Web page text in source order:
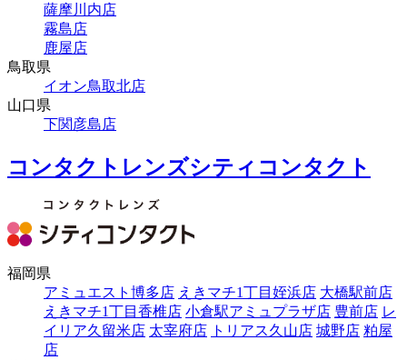
薩摩川内店
霧島店
鹿屋店
鳥取県
イオン鳥取北店
山口県
下関彦島店
コンタクトレンズシティコンタクト
福岡県
アミュエスト博多店 えきマチ1丁目姪浜店 大橋駅前店
えきマチ1丁目香椎店 小倉駅アミュプラザ店 豊前店 レ
イリア久留米店 太宰府店 トリアス久山店 城野店 粕屋
店